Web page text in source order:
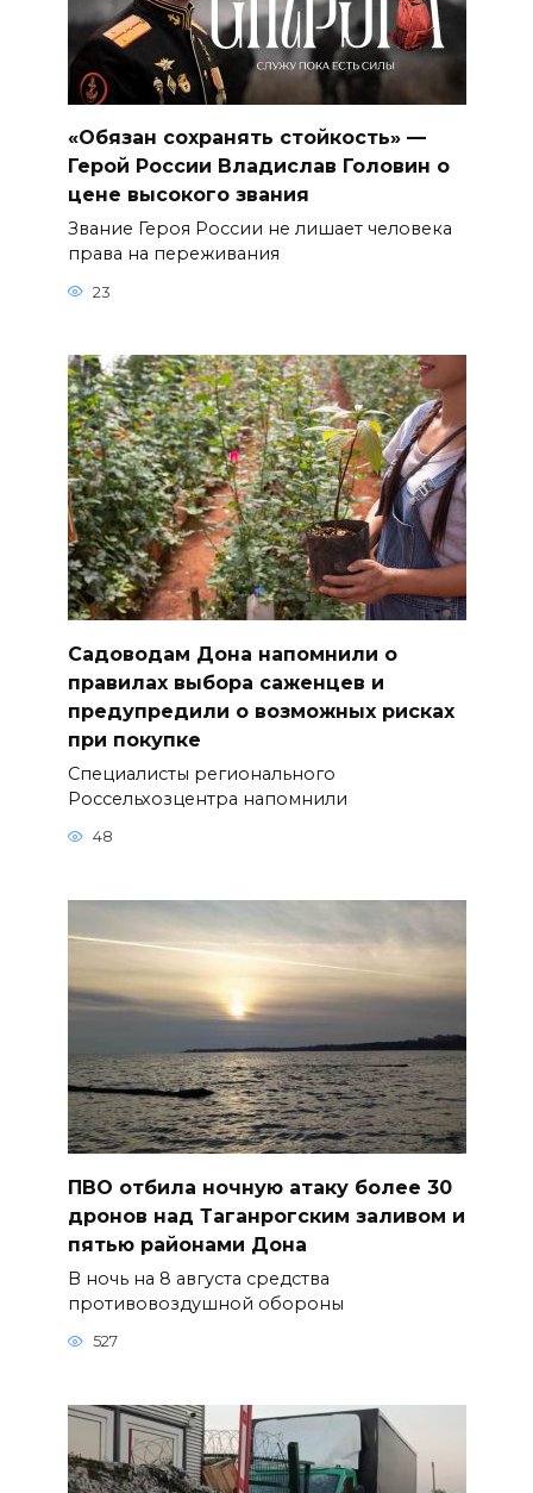
«Обязан сохранять стойкость» —
Герой России Владислав Головин о
цене высокого звания
Звание Героя России не лишает человека
права на переживания
23
Садоводам Дона напомнили о
правилах выбора саженцев и
предупредили о возможных рисках
при покупке
Специалисты регионального
Россельхозцентра напомнили
48
ПВО отбила ночную атаку более 30
дронов над Таганрогским заливом и
пятью районами Дона
В ночь на 8 августа средства
противовоздушной обороны
527